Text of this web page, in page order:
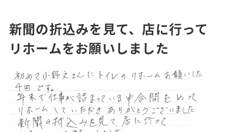
新聞の折込みを見て、店に行って
リホームをお願いしました